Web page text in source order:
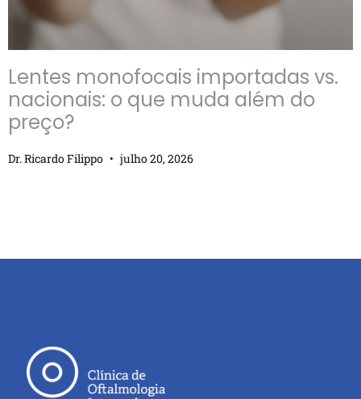
Lentes monofocais importadas vs.
nacionais: o que muda além do
preço?
Dr. Ricardo Filippo julho 20, 2026